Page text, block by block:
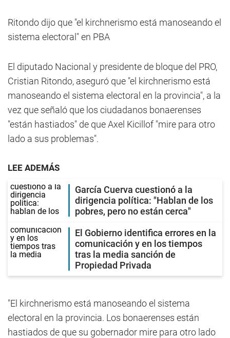
Ritondo dijo que "el kirchnerismo está manoseando el
sistema electoral" en PBA
El diputado Nacional y presidente de bloque del PRO,
Cristian Ritondo, aseguró que "el kirchnerismo está
manoseando el sistema electoral en la provincia", a la
vez que señaló que los ciudadanos bonaerenses
"están hastiados" de que Axel Kicillof "mire para otro
lado a sus problemas".
LEE ADEMÁS
García Cuerva cuestionó a la
dirigencia política: "Hablan de los
pobres, pero no están cerca"
El Gobierno identifica errores en la
comunicación y en los tiempos
tras la media sanción de
Propiedad Privada
"El kirchnerismo está manoseando el sistema
electoral en la provincia. Los bonaerenses están
hastiados de que su gobernador mire para otro lado